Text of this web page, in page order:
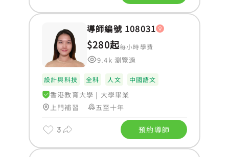
導師編號 108031
$280起每小時學費
9.4k 瀏覽過
設計與科技 全科 人文 中國語文
香港教育大學 | 大學畢業
上門補習
五至十年
3 預約導師